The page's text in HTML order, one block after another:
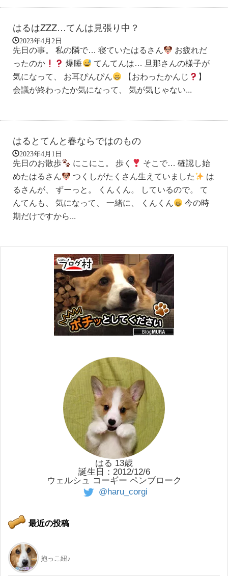
はるはZZZ…てんは見張り中？
2023年4月2日
先日の事。 私の隣で… 寝ていたはるさん
お疲れだ
ったのか
爆睡
てんてんは… 旦那さんの様子が
気になって、 お耳ぴんぴん
【おわったかんじ
】
会議が終わったか気になって、 気が気じゃない...
はるとてんと春ならではのもの
2023年4月1日
先日のお散歩 にこにこ。 歩く
そこで… 確認し始
めたはるさん
つくしがたくさん生えていました
は
るさんが、 ずーっと。 くんくん。 しているので。 て
んてんも、 気になって、 一緒に、 くんくん
今の時
期だけですから...
はる 13歳
誕生日：2012/12/6
ウェルシュ コーギー ペンブローク
@haru_corgi
最近の投稿
抱っこ紐♪